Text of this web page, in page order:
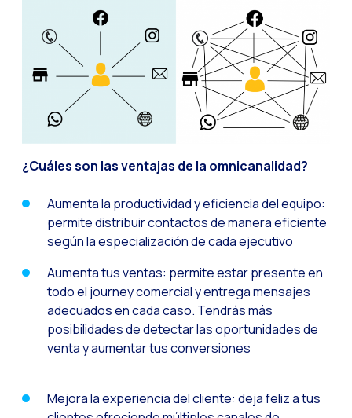
OneMarketer
Recuperação de
Bots, IA e
Otimize o
Mobilidade
O novo ponto de
Expandindo os
Rastreabilidade da
Humanização das
¿Cuáles son las ventajas de la omnicanalidad?
Aumenta la productividad y eficiencia del equipo:
permite distribuir contactos de manera eficiente
según la especialización de cada ejecutivo
Aumenta tus ventas: permite estar presente en
todo el journey comercial y entrega mensajes
adecuados en cada caso. Tendrás más
posibilidades de detectar las oportunidades de
venta y aumentar tus conversiones
Mejora la experiencia del cliente: deja feliz a tus